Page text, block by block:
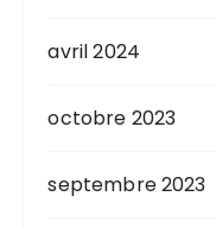
avril 2024
octobre 2023
septembre 2023